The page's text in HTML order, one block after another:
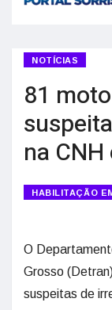
NOTÍCIAS
81
na
HABILITAÇÃO
O
Grosso
suspeitas de